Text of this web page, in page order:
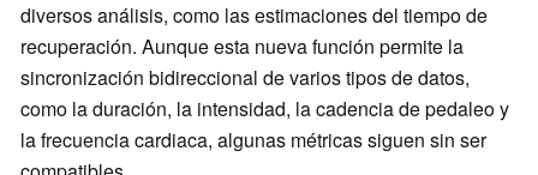
diversos análisis, como las estimaciones del tiempo de
recuperación. Aunque esta nueva función permite la
sincronización bidireccional de varios tipos de datos,
como la duración, la intensidad, la cadencia de pedaleo y
la frecuencia cardiaca, algunas métricas siguen sin ser